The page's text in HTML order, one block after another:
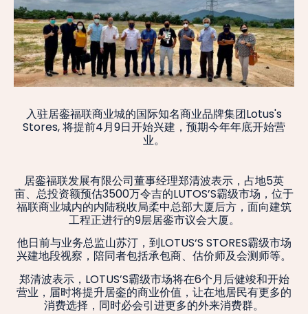
入驻居銮福联商业城的国际知名商业品牌集团Lotus's
Stores, 将提前4月9日开始兴建，预期今年年底开始营
业。
居銮福联发展有限公司董事经理郑清波表示，占地5英
亩、总投资额预估3500万令吉的LUTOS’S霸级市场，位于
福联商业城内的内陆税收局柔中总部大厦后方，面向建筑
工程正进行的9层居銮市议会大厦。
他日前与业务总监山苏汀，到LOTUS‘S STORES霸级市场
兴建地段视察，陪同者包括承包商、估价师及会测师等。
郑清波表示，LOTUS’S霸级市场将在6个月后健竣和开始
营业，届时将提升居銮的商业价值，让在地居民有更多的
消费选择，同时必会引进更多的外来消费群。